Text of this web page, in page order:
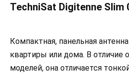
TechniSat Digitenne Slim
Компактная, панельная
квартиры или дома. В отличие
моделей, она отличается